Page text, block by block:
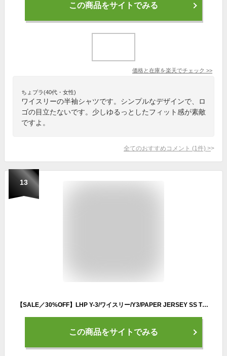
この商品をサイトでみる
価格と在庫を楽天でチェック >>
ちょプラ(40代・女性)
ワイスリーの半袖シャツです。シンプルなデザインで、ロ
ゴの目立たないです。少しゆるっとしたフィット感が素敵
ですよ。
全てのおすすめコメント (1 件) >
13
【SALE／30%OFF】LHP Y-3/ワイスリー/Y3/PAPER JERSEY SS TEE/ペーパー ジャージー 半袖Tシャツ エルエイチピー トップス カットソー・Tシャツ レッド【送料無料】
この商品をサイトでみる